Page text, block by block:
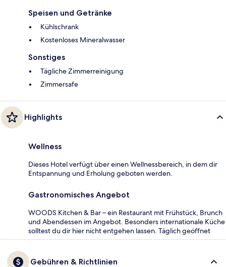
Speisen und Getränke
Kühlschrank
Kostenloses Mineralwasser
Sonstiges
Tägliche Zimmerreinigung
Zimmersafe
Highlights
Wellness
Dieses Hotel verfügt über einen Wellnessbereich, in dem dir
Entspannung und Erholung geboten werden.
Gastronomisches Angebot
WOODS Kitchen & Bar – ein Restaurant mit Frühstück, Brunch
und Abendessen im Angebot. Besonders internationale Küche
solltest du dir hier nicht entgehen lassen. Täglich geöffnet
Gebühren & Richtlinien